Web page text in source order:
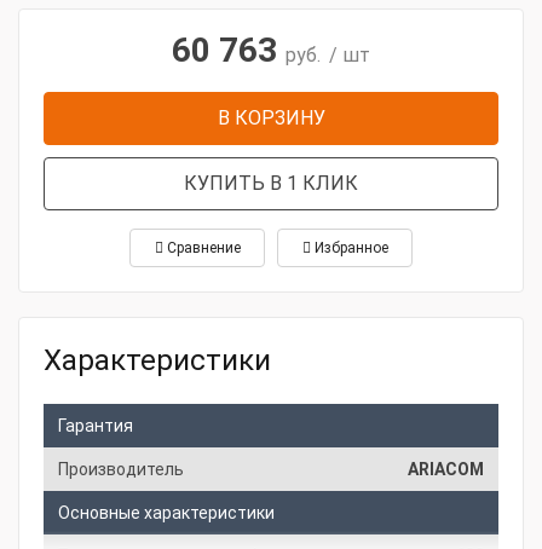
60 763 руб. / шт
В КОРЗИНУ
КУПИТЬ В 1 КЛИК
Сравнение Избранное
Характеристики
Гарантия
Производитель ARIACOM
Основные характеристики